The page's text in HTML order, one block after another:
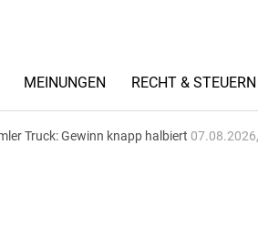
MEINUNGEN RECHT & STEUERN
Truck: Gewinn knapp halbiert